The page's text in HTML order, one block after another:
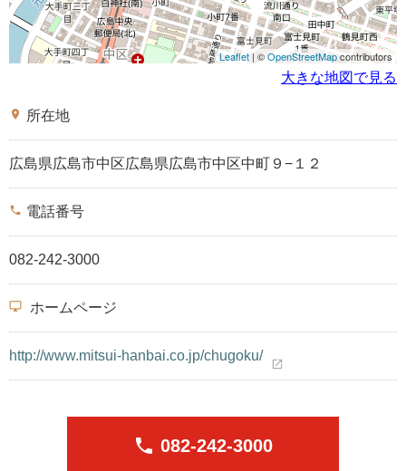
Leaflet| ©OpenStreetMapcontributors
大きな地図で見る
place 所在地
広島県広島市中区広島県広島市中区中町９−１２
phone 電話番号
082-242-3000
desktop_windows ホームページ
http://www.mitsui-hanbai.co.jp/chugoku/
open_in_new
phone 082-242-3000